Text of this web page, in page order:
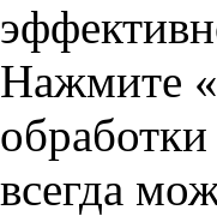
Нажмите
всегда